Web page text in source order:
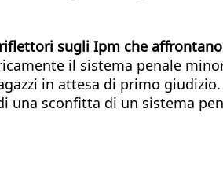
sugli Ipm che
il sistema penale
in attesa di primo
una sconfitta di un sistema